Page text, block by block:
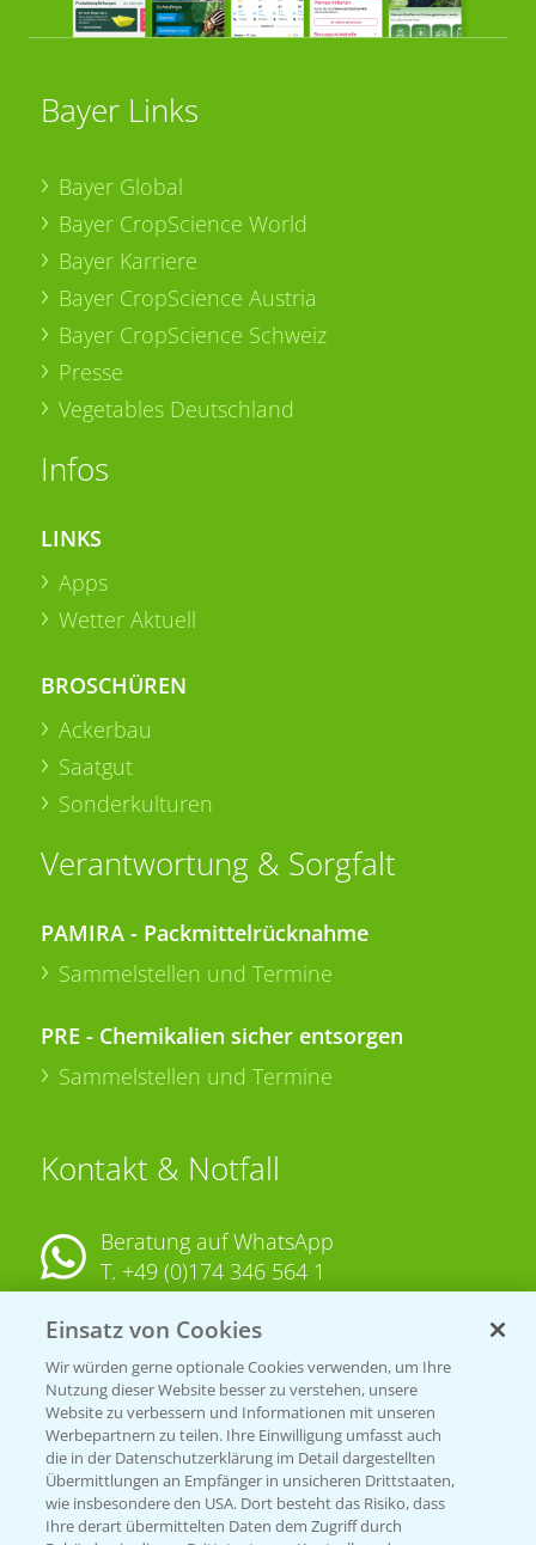
Bayer Links
Bayer Global
Bayer CropScience World
Bayer Karriere
Bayer CropScience Austria
Bayer CropScience Schweiz
Presse
Vegetables Deutschland
Infos
LINKS
Apps
Wetter Aktuell
BROSCHÜREN
Ackerbau
Saatgut
Sonderkulturen
Verantwortung & Sorgfalt
PAMIRA - Packmittelrücknahme
Sammelstellen und Termine
PRE - Chemikalien sicher entsorgen
Sammelstellen und Termine
Kontakt & Notfall
Beratung auf WhatsApp
T. +49 (0)174 346 564 1
KONTAKT
Hilfe in Notfällen
T.+49 (0)214/30-20220
Einsatz von Cookies
Wir würden gerne optionale Cookies verwenden, um Ihre
Nutzung dieser Website besser zu verstehen, unsere
Website zu verbessern und Informationen mit unseren
Werbepartnern zu teilen. Ihre Einwilligung umfasst auch
die in der Datenschutzerklärung im Detail dargestellten
Übermittlungen an Empfänger in unsicheren Drittstaaten,
wie insbesondere den USA. Dort besteht das Risiko, dass
Ihre derart übermittelten Daten dem Zugriff durch